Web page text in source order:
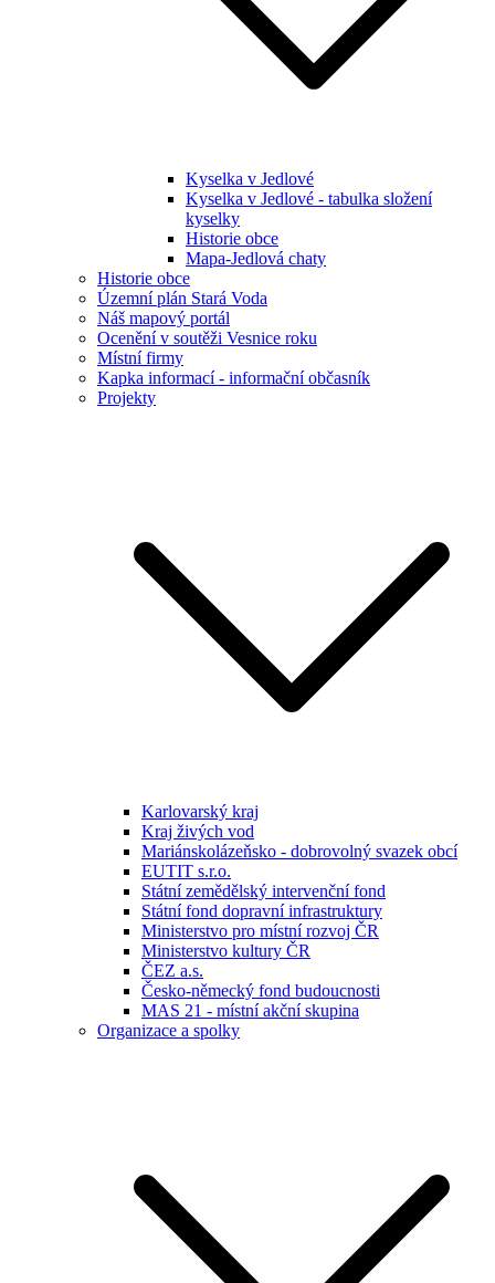
Kyselka v Jedlové
Kyselka v Jedlové - tabulka složení
kyselky
Historie obce
Mapa-Jedlová chaty
Historie obce
Územní plán Stará Voda
Náš mapový portál
Ocenění v soutěži Vesnice roku
Místní firmy
Kapka informací - informační občasník
Projekty
Karlovarský kraj
Kraj živých vod
Mariánskolázeňsko - dobrovolný svazek obcí
EUTIT s.r.o.
Státní zemědělský intervenční fond
Státní fond dopravní infrastruktury
Ministerstvo pro místní rozvoj ČR
Ministerstvo kultury ČR
ČEZ a.s.
Česko-německý fond budoucnosti
MAS 21 - místní akční skupina
Organizace a spolky